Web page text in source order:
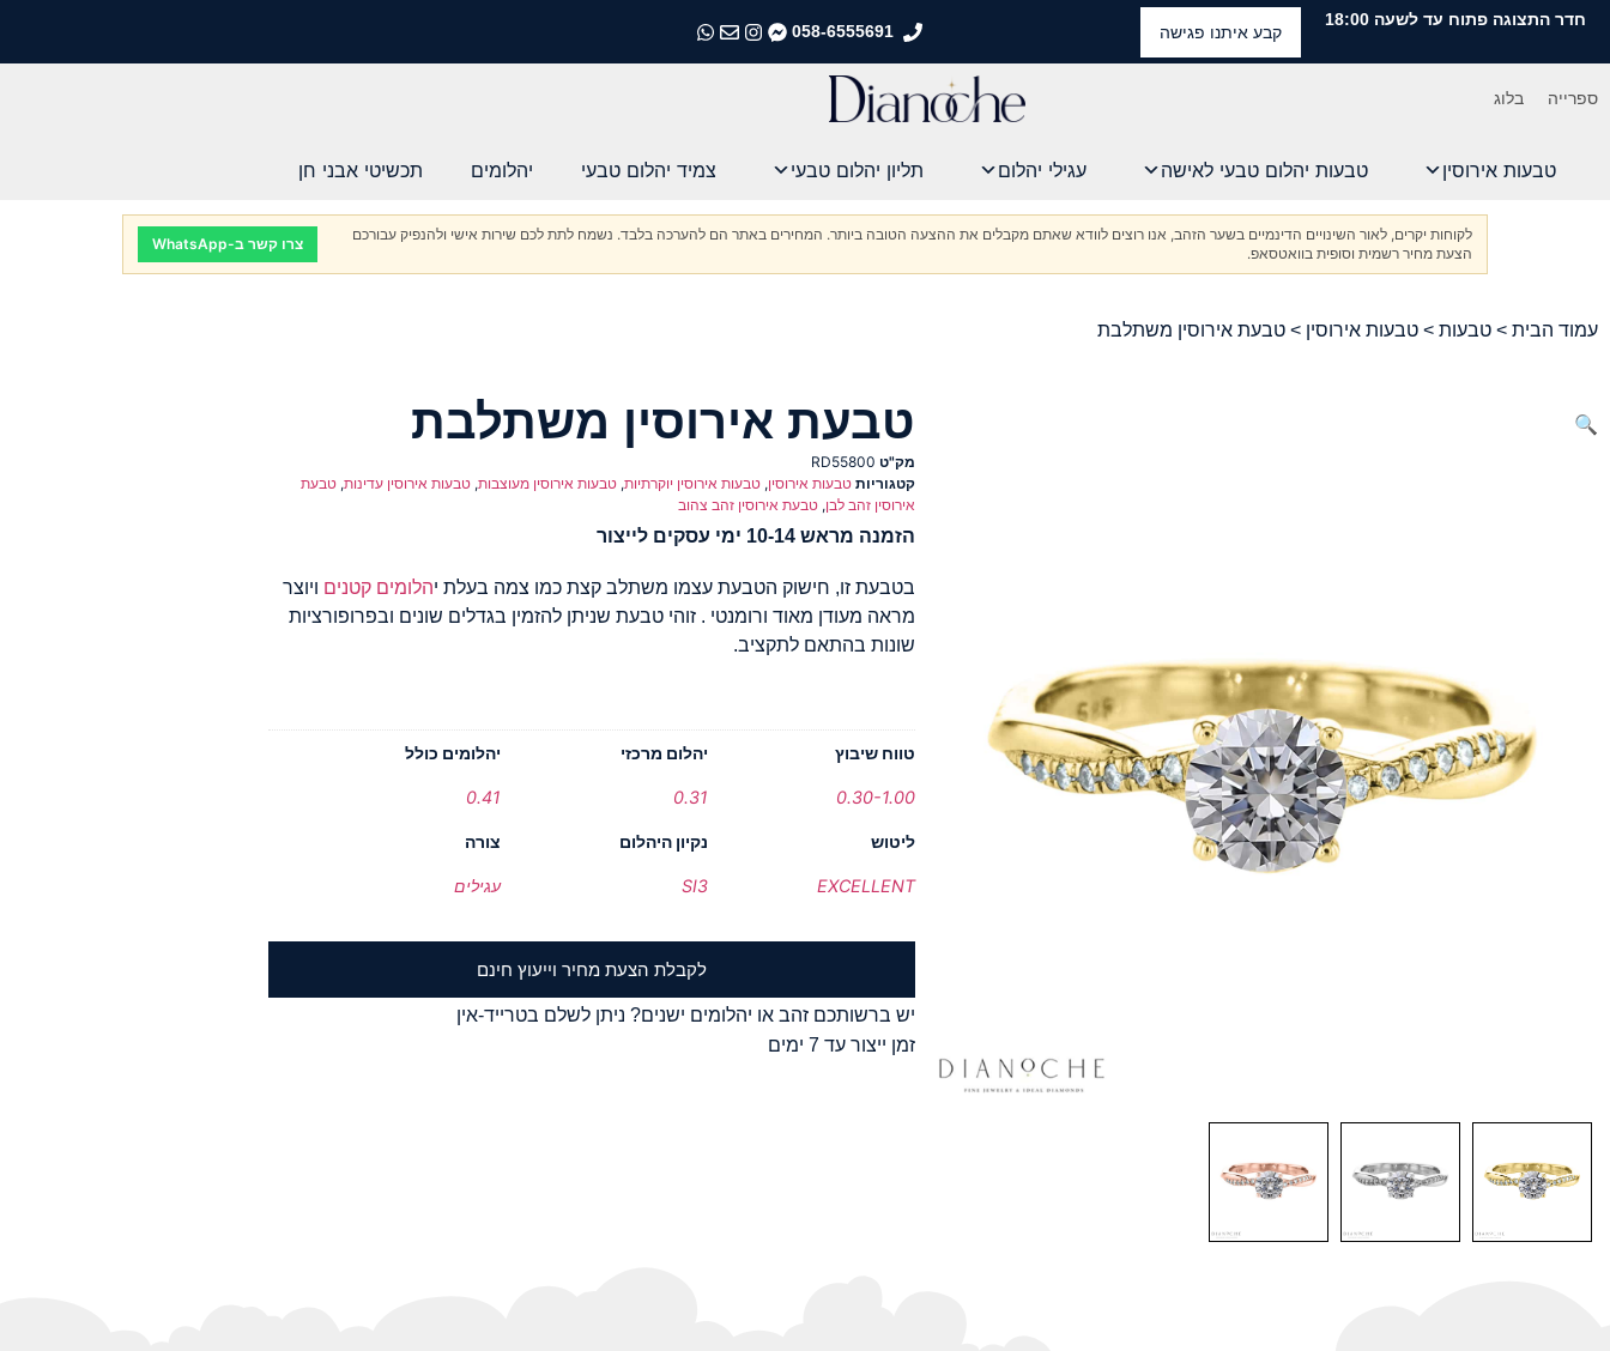
חדר התצוגה פתוח עד לשעה 18:00
קבע איתנו פגישה 058-6555691
התקשרו אלינו
התקשרו אלינו
התקשרו אלינו
התקשרו אלינו
ספרייה בלוג
טבעות אירוסין טבעות יהלום טבעי לאישה עגילי יהלום תליון יהלום טבעי צמיד יהלום טבעי יהלומים תכשיטי אבני חן
לקוחות יקרים, לאור השינויים הדינמיים בשער הזהב, אנו רוצים לוודא שאתם מקבלים את ההצעה הטובה ביותר. המחירים באתר הם להערכה בלבד. נשמח לתת לכם שירות אישי ולהנפיק עבורכם
הצעת מחיר רשמית וסופית בוואטסאפ.
צרו קשר ב-WhatsApp
עמוד הבית > טבעות > טבעות אירוסין > טבעת אירוסין משתלבת
🔍 טבעת אירוסין משתלבת
מק"ט RD55800
קטגוריות טבעות אירוסין, טבעות אירוסין יוקרתיות, טבעות אירוסין מעוצבות, טבעות אירוסין עדינות, טבעת
אירוסין זהב לבן, טבעת אירוסין זהב צהוב
הזמנה מראש 10-14 ימי עסקים לייצור
בטבעת זו, חישוק הטבעת עצמו משתלב קצת כמו צמה בעלת יהלומים קטנים ויוצר
מראה מעודן מאוד ורומנטי . זוהי טבעת שניתן להזמין בגדלים שונים ובפרופורציות
שונות בהתאם לתקציב.
טווח שיבוץ
0.30-1.00
יהלום מרכזי
0.31
יהלומים כולל
0.41
ליטוש
EXCELLENT
נקיון היהלום
SI3
צורה
עגילים
לקבלת הצעת מחיר וייעוץ חינם
יש ברשותכם זהב או יהלומים ישנים? ניתן לשלם בטרייד-אין
זמן ייצור עד 7 ימים